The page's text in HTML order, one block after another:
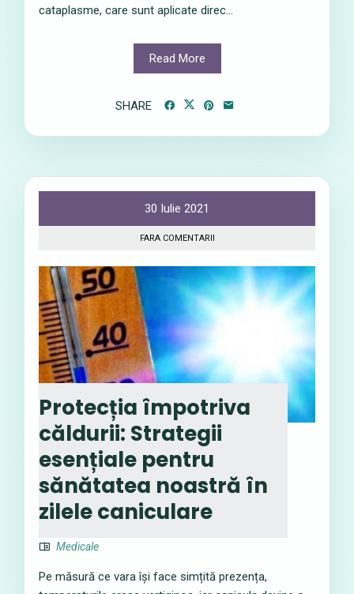
cataplasme, care sunt aplicate direc...
Read More
SHARE
30 Iulie 2021
FARA COMENTARII
Protecția împotriva
căldurii: Strategii
esențiale pentru
sănătatea noastră în
zilele caniculare
Medicale
Pe măsură ce vara își face simțită prezența,